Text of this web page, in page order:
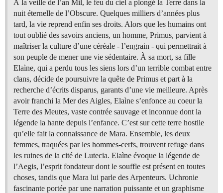
À la veille de l’an Mil, le feu du ciel a plongé la Terre dans la
nuit éternelle de l’Obscure. Quelques milliers d’années plus
tard, la vie reprend enfin ses droits. Alors que les humains ont
tout oublié des savoirs anciens, un homme, Primus, parvient à
maîtriser la culture d’une céréale - l’engrain - qui permettrait à
son peuple de mener une vie sédentaire. À sa mort, sa fille
Elaìne, qui a perdu tous les siens lors d’un terrible combat entre
clans, décide de poursuivre la quête de Primus et part à la
recherche d’écrits disparus, garants d’une vie meilleure. Après
avoir franchi la Mer des Aigles, Elaìne s’enfonce au coeur la
Terre des Meutes, vaste contrée sauvage et inconnue dont la
légende la hante depuis l’enfance. C’est sur cette terre hostile
qu’elle fait la connaissance de Mara. Ensemble, les deux
femmes, traquées par les hommes-cerfs, trouvent refuge dans
les ruines de la cité de Lutecia. Elaìne évoque la légende de
l’Aegis, l’esprit fondateur dont le souffle est présent en toutes
choses, tandis que Mara lui parle des Arpenteurs. Uchronie
fascinante portée par une narration puissante et un graphisme